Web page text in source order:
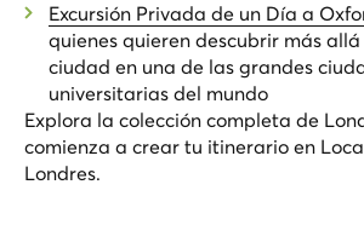
Excursión Privada de un Día a
quienes quieren descubrir más
ciudad en una de las grandes
universitarias del mundo
Explora la colección completa de
comienza a crear tu itinerario en
Londres.